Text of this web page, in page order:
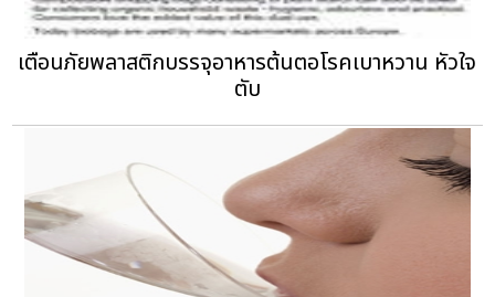
เตือนภัยพลาสติกบรรจุอาหารต้นตอโรคเบาหวาน หัวใจ
ตับ